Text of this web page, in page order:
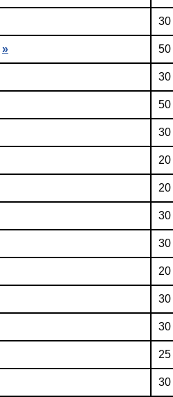
30
» 50
30
50
30
30
30
30
30
30